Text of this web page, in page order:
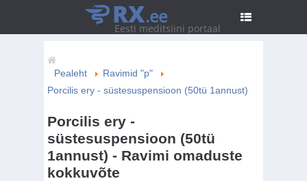
RX.ee
Eesti meditsiini portaal
Pealeht
Ravimid "p"
Porcilis ery - süstesuspensioon (50tü 1annust)
Porcilis ery -
süstesuspensioon (50tü
1annust) - Ravimi omaduste
kokkuvõte